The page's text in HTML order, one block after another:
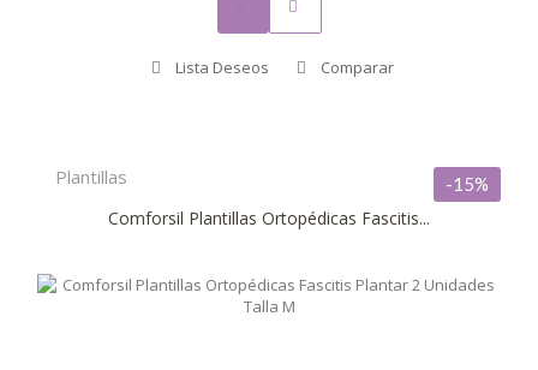
Lista Deseos Comparar
Plantillas
Comforsil Plantillas Ortopédicas Fascitis...
-15%